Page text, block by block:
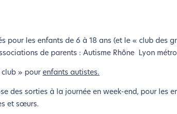
très peu nos serveurs et vous deviendrez
Merci pour votre contribution !
Activer le Mode Eco Annuler
pour les enfants de 6 à 18 ans (et le « club des
de parents : Autisme Rhône Lyon
club » pour enfants autistes.
des sorties à la journée en week-end, pour les
et sœurs.